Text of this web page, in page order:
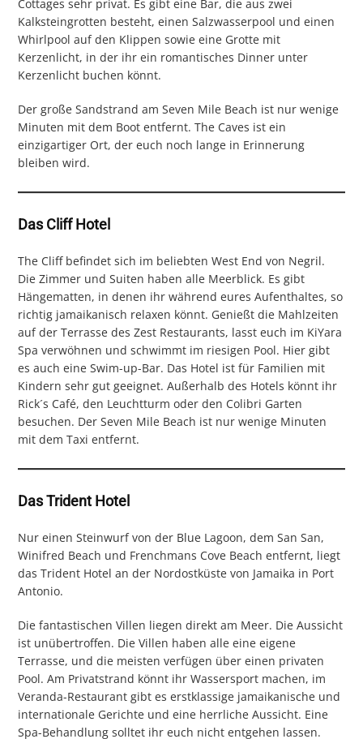
Cottages sehr privat. Es gibt eine Bar, die aus zwei
Kalksteingrotten besteht, einen Salzwasserpool und einen
Whirlpool auf den Klippen sowie eine Grotte mit
Kerzenlicht, in der ihr ein romantisches Dinner unter
Kerzenlicht buchen könnt.
Der große Sandstrand am Seven Mile Beach ist nur wenige
Minuten mit dem Boot entfernt. The Caves ist ein
einzigartiger Ort, der euch noch lange in Erinnerung
bleiben wird.
Das Cliff Hotel
The Cliff befindet sich im beliebten West End von Negril.
Die Zimmer und Suiten haben alle Meerblick. Es gibt
Hängematten, in denen ihr während eures Aufenthaltes, so
richtig jamaikanisch relaxen könnt. Genießt die Mahlzeiten
auf der Terrasse des Zest Restaurants, lasst euch im KiYara
Spa verwöhnen und schwimmt im riesigen Pool. Hier gibt
es auch eine Swim-up-Bar. Das Hotel ist für Familien mit
Kindern sehr gut geeignet. Außerhalb des Hotels könnt ihr
Rick´s Café, den Leuchtturm oder den Colibri Garten
besuchen. Der Seven Mile Beach ist nur wenige Minuten
mit dem Taxi entfernt.
Das Trident Hotel
Nur einen Steinwurf von der Blue Lagoon, dem San San,
Winifred Beach und Frenchmans Cove Beach entfernt, liegt
das Trident Hotel an der Nordostküste von Jamaika in Port
Antonio.
Die fantastischen Villen liegen direkt am Meer. Die Aussicht
ist unübertroffen. Die Villen haben alle eine eigene
Terrasse, und die meisten verfügen über einen privaten
Pool. Am Privatstrand könnt ihr Wassersport machen, im
Veranda-Restaurant gibt es erstklassige jamaikanische und
internationale Gerichte und eine herrliche Aussicht. Eine
Spa-Behandlung solltet ihr euch nicht entgehen lassen.